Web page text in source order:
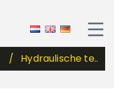
Hydraulische te..